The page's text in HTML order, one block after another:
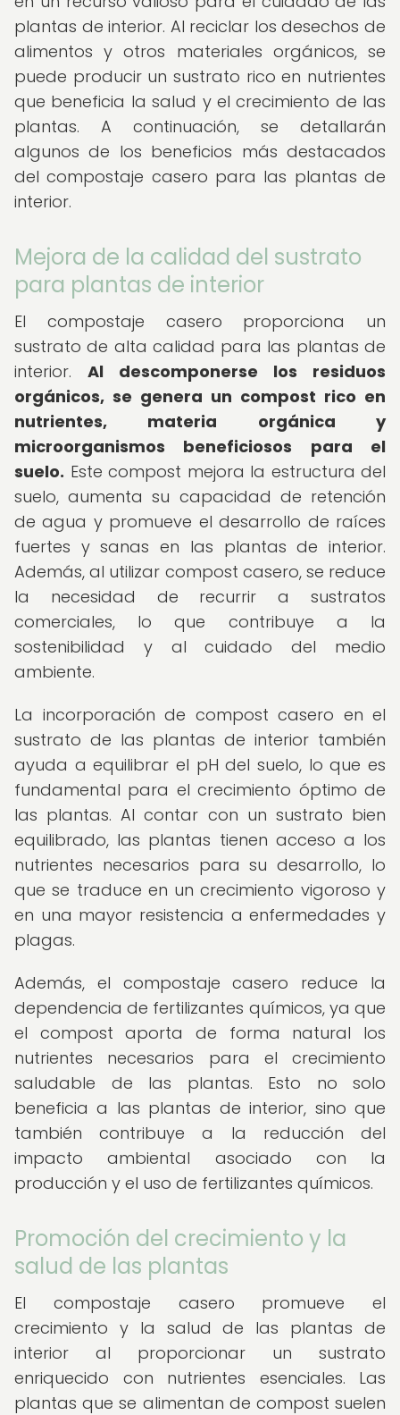
plantas de interior. Al reciclar los desechos de
alimentos y otros materiales orgánicos, se
puede producir un sustrato rico en nutrientes
que beneficia la salud y el crecimiento de las
plantas. A continuación, se detallarán
algunos de los beneficios más destacados
del compostaje casero para las plantas de
interior.
Mejora de la calidad del sustrato
para plantas de interior
El compostaje casero proporciona un
sustrato de alta calidad para las plantas de
interior. Al descomponerse los residuos
orgánicos, se genera un compost rico en
nutrientes, materia orgánica y
microorganismos beneficiosos para el
suelo. Este compost mejora la estructura del
suelo, aumenta su capacidad de retención
de agua y promueve el desarrollo de raíces
fuertes y sanas en las plantas de interior.
Además, al utilizar compost casero, se reduce
la necesidad de recurrir a sustratos
comerciales, lo que contribuye a la
sostenibilidad y al cuidado del medio
ambiente.
La incorporación de compost casero en el
sustrato de las plantas de interior también
ayuda a equilibrar el pH del suelo, lo que es
fundamental para el crecimiento óptimo de
las plantas. Al contar con un sustrato bien
equilibrado, las plantas tienen acceso a los
nutrientes necesarios para su desarrollo, lo
que se traduce en un crecimiento vigoroso y
en una mayor resistencia a enfermedades y
plagas.
Además, el compostaje casero reduce la
dependencia de fertilizantes químicos, ya que
el compost aporta de forma natural los
nutrientes necesarios para el crecimiento
saludable de las plantas. Esto no solo
beneficia a las plantas de interior, sino que
también contribuye a la reducción del
impacto ambiental asociado con la
producción y el uso de fertilizantes químicos.
Promoción del crecimiento y la
salud de las plantas
El compostaje casero promueve el
crecimiento y la salud de las plantas de
interior al proporcionar un sustrato
enriquecido con nutrientes esenciales. Las
plantas que se alimentan de compost suelen